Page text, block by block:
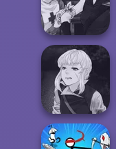
Dynamons 10
Manga Creator
Vampire Hunter
P...